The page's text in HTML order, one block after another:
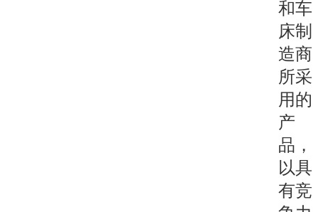
和车
床制
造商
所采
用的
产
品，
以具
有竞